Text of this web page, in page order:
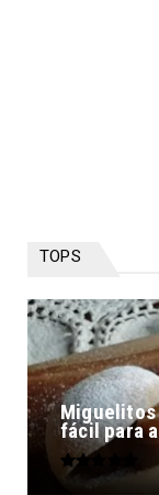
TOPS
Miguelitos
fácil para